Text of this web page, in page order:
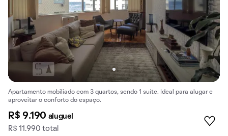
Apartamento mobiliado com 3 quartos, sendo 1 suíte. Ideal para alugar e
aproveitar o conforto do espaço.
R$ 9.190 aluguel
R$ 11.990 total